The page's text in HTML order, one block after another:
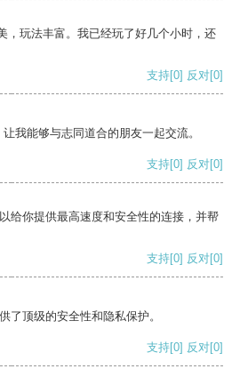
，玩法丰富。我已经玩了好几个小时，还
支持[0] 反对[0]
我能够与志同道合的朋友一起交流。
支持[0] 反对[0]
给你提供最高速度和安全性的连接，并帮
支持[0] 反对[0]
了顶级的安全性和隐私保护。
支持[0] 反对[0]